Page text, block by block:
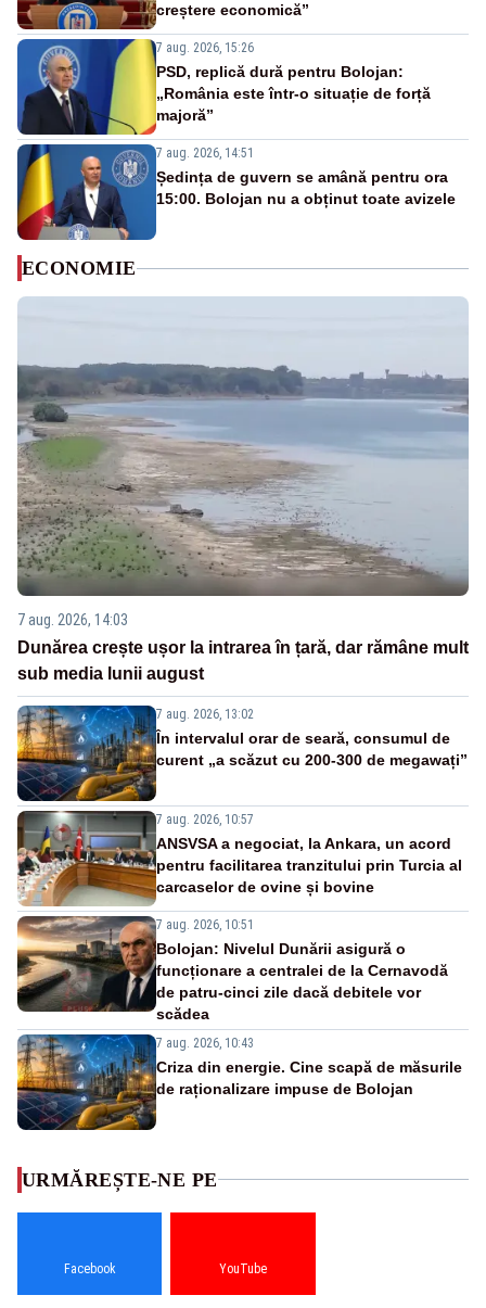
creștere economică”
7 aug. 2026, 15:26
PSD, replică dură pentru Bolojan:
„România este într-o situație de forță
majoră”
7 aug. 2026, 14:51
Ședința de guvern se amână pentru ora
15:00. Bolojan nu a obținut toate avizele
ECONOMIE
7 aug. 2026, 14:03
Dunărea crește ușor la intrarea în țară, dar rămâne mult
sub media lunii august
7 aug. 2026, 13:02
În intervalul orar de seară, consumul de
curent „a scăzut cu 200-300 de megawați”
7 aug. 2026, 10:57
ANSVSA a negociat, la Ankara, un acord
pentru facilitarea tranzitului prin Turcia al
carcaselor de ovine și bovine
7 aug. 2026, 10:51
Bolojan: Nivelul Dunării asigură o
funcționare a centralei de la Cernavodă
de patru-cinci zile dacă debitele vor
scădea
7 aug. 2026, 10:43
Criza din energie. Cine scapă de măsurile
de raționalizare impuse de Bolojan
URMĂREȘTE-NE PE
Facebook YouTube